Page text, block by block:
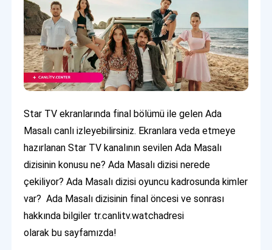
Star TV ekranlarında final bölümü ile gelen Ada
Masalı canlı izleyebilirsiniz. Ekranlara veda etmeye
hazırlanan Star TV kanalının sevilen Ada Masalı
dizisinin konusu ne? Ada Masalı dizisi nerede
çekiliyor? Ada Masalı dizisi oyuncu kadrosunda kimler
var? Ada Masalı dizisinin final öncesi ve sonrası
hakkında bilgiler tr.canlitv.watchadresi
olarak bu sayfamızda!